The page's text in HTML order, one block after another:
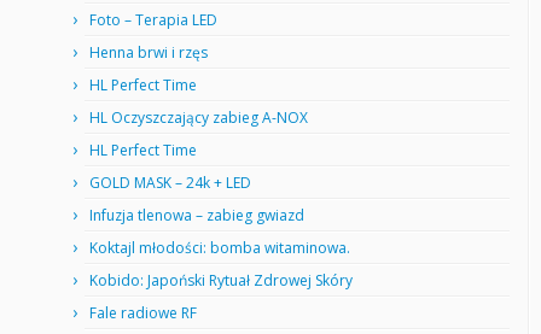
Foto – Terapia LED
Henna brwi i rzęs
HL Perfect Time
HL Oczyszczający zabieg A-NOX
HL Perfect Time
GOLD MASK – 24k + LED
Infuzja tlenowa – zabieg gwiazd
Koktajl młodości: bomba witaminowa.
Kobido: Japoński Rytuał Zdrowej Skóry
Fale radiowe RF